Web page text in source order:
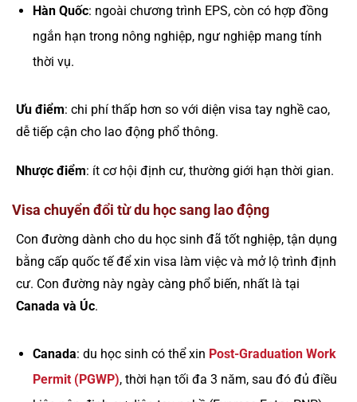
Hàn Quốc: ngoài chương trình EPS, còn có hợp đồng
ngắn hạn trong nông nghiệp, ngư nghiệp mang tính
thời vụ.
Ưu điểm: chi phí thấp hơn so với diện visa tay nghề cao,
dễ tiếp cận cho lao động phổ thông.
Nhược điểm: ít cơ hội định cư, thường giới hạn thời gian.
Visa chuyển đổi từ du học sang lao động
Con đường dành cho du học sinh đã tốt nghiệp, tận dụng
bằng cấp quốc tế để xin visa làm việc và mở lộ trình định
cư. Con đường này ngày càng phổ biến, nhất là tại
Canada và Úc.
Canada: du học sinh có thể xin Post-Graduation Work
Permit (PGWP), thời hạn tối đa 3 năm, sau đó đủ điều